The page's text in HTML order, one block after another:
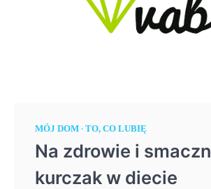
MÓJ DOM TO, CO LUBIĘ
Na zdrowie i
kurczak w diecie